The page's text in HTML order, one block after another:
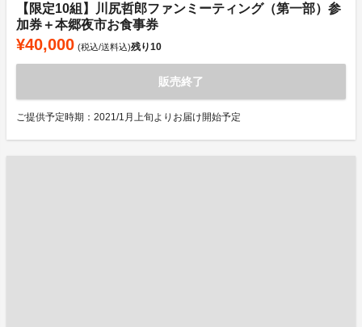
【限定10組】川尻哲郎ファンミーティング（第一部）参
加券＋本郷夜市お食事券
¥40,000 (税込/送料込)残り10
販売終了
ご提供予定時期：2021/1月上旬よりお届け開始予定